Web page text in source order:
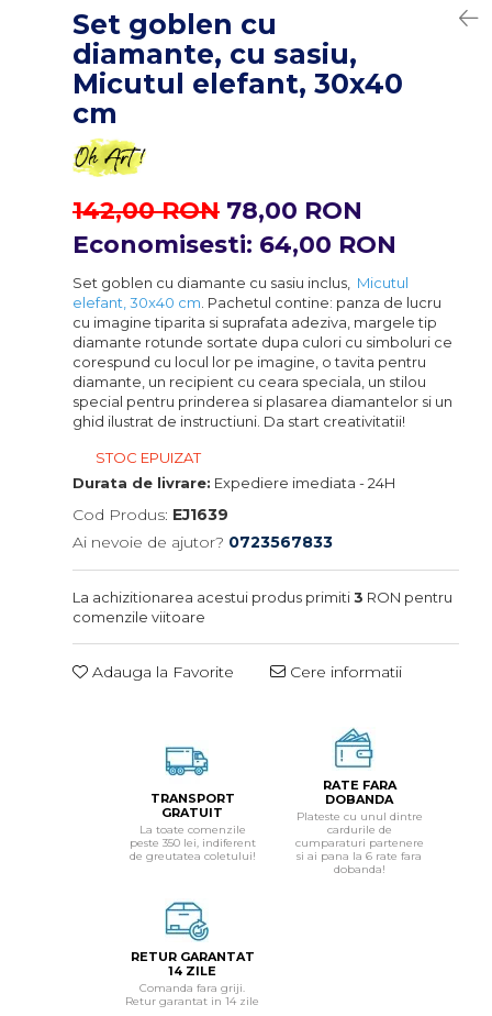
Set goblen cu
diamante, cu sasiu,
Micutul elefant, 30x40
cm
142,00 RON 78,00 RON
Economisesti: 64,00 RON
Set goblen cu diamante cu sasiu inclus,
Micutul
elefant, 30x40 cm . Pachetul contine: panza de lucru
cu imagine tiparita si suprafata adeziva, margele tip
diamante rotunde sortate dupa culori cu simboluri ce
corespund cu locul lor pe imagine, o tavita pentru
diamante, un recipient cu ceara speciala, un stilou
special pentru prinderea si plasarea diamantelor si un
ghid ilustrat de instructiuni. Da start creativitatii!
STOC EPUIZAT
Durata de livrare: Expediere imediata - 24H
Cod Produs: EJ1639
Ai nevoie de ajutor? 0723567833
La achizitionarea acestui produs primiti3 RON pentru
comenzile viitoare
Adauga la Favorite Cere informatii
TRANSPORT
GRATUIT
La toate comenzile
peste 350 lei, indiferent
de greutatea coletului!
RATE FARA
DOBANDA
Plateste cu unul dintre
cardurile de
cumparaturi partenere
si ai pana la 6 rate fara
dobanda!
RETUR GARANTAT
14 ZILE
Comanda fara griji.
Retur garantat in 14 zile